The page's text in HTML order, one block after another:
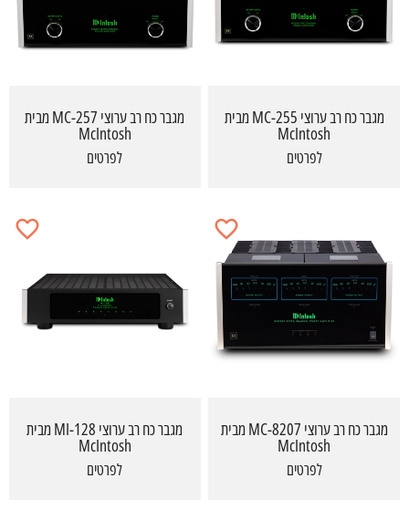
מגבר כח רב ערוצי MC-255 מבית
McIntosh
לפרטים
מגבר כח רב ערוצי MC-257 מבית
McIntosh
לפרטים
מגבר כח רב ערוצי MC-8207 מבית
McIntosh
לפרטים
מגבר כח רב ערוצי MI-128 מבית
McIntosh
לפרטים